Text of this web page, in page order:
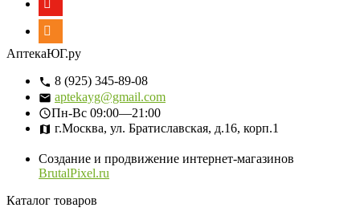
АптекаЮГ.ру
8 (925) 345-89-08
aptekayg@gmail.com
Пн-Вс 09:00—21:00
г.Москва, ул. Братиславская, д.16, корп.1
Создание и продвижение интернет-магазинов
BrutalPixel.ru
Каталог товаров